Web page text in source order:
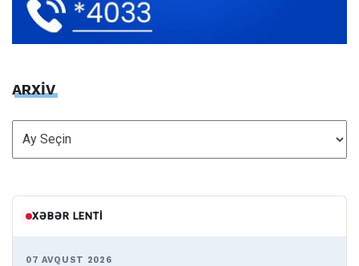
ARXİV
ARXİV
XƏBƏR LENTI
07 AVQUST 2026